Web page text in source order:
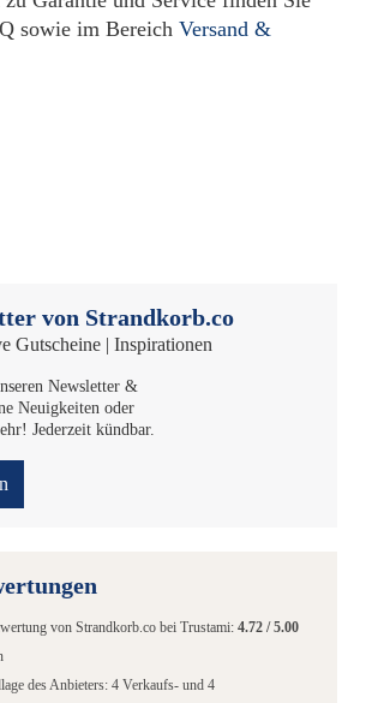
sowie im Bereich Versand &
von Strandkorb.co
Gutscheine | Inspirationen
Newsletter &
Neuigkeiten oder
Jederzeit kündbar.
von Strandkorb.co bei Trustami: 4.72 /5.00
des Anbieters: 4 Verkaufs- und 4